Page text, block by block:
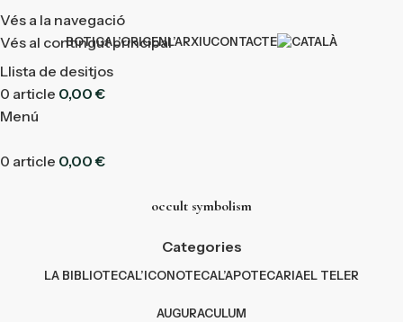
Vés a la navegació
Vés al contingut principal
BOTIGAL’ORIGENL’ARXIUCONTACTE
Llista de desitjos
0 article 0,00€
Menú
0 article 0,00€
occult symbolism
Categories
LA BIBLIOTECAL’ICONOTECAL’APOTECARIAEL TELER
AUGURACULUM